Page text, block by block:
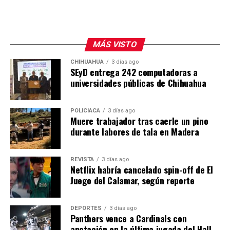
MÁS VISTO
CHIHUAHUA 3 días ago
SEyD entrega 242 computadoras a
universidades públicas de Chihuahua
POLICIACA 3 días ago
Muere trabajador tras caerle un pino
durante labores de tala en Madera
REVISTA 3 días ago
Netflix habría cancelado spin-off de El
Juego del Calamar, según reporte
DEPORTES 3 días ago
Panthers vence a Cardinals con